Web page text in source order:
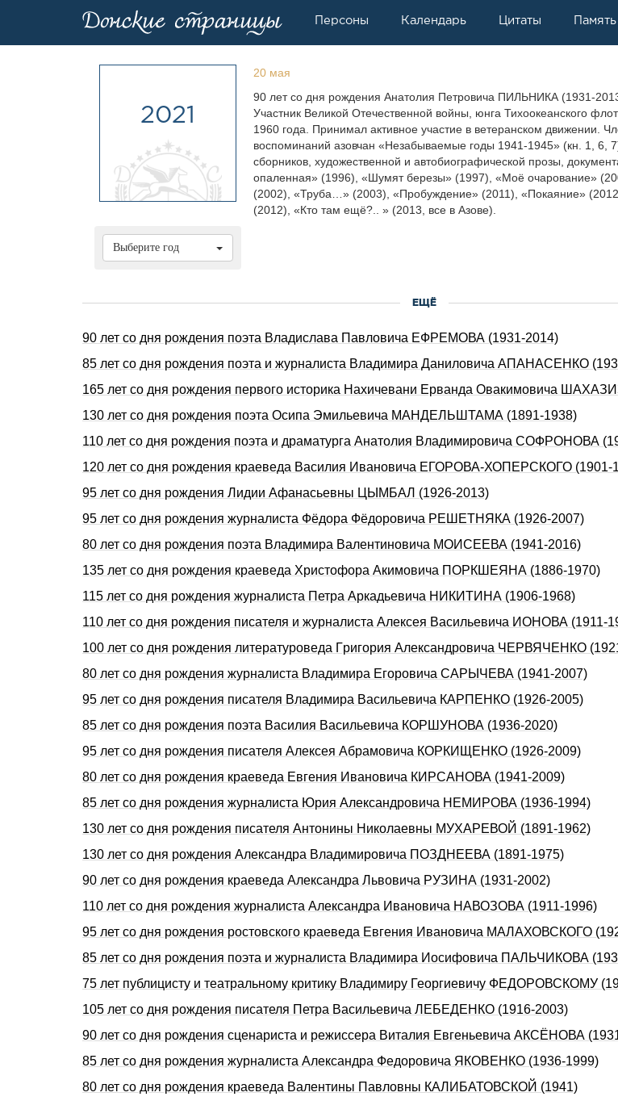
Персоны Календарь Цитаты Память
2021
Выберите год
20 мая
90 лет со дня рождения Анатолия Петровича ПИЛЬНИКА (1931-
Участник Великой Отечественной войны, юнга Тихоокеанского
1960 года. Принимал активное участие в ветеранском движении.
воспоминаний азовчан «Незабываемые годы 1941-1945» (кн. 1, 6,
сборников, художественной и автобиографической прозы,
опаленная» (1996), «Шумят березы» (1997), «Моё очарование»
(2002), «Труба…» (2003), «Пробуждение» (2011), «Покаяние»
(2012), «Кто там ещё?.. » (2013, все в Азове).
ЕЩЁ
90 лет со дня pождения поэта Владислава Павловича ЕФРЕМОВА (1931-2014)
85 лет со дня pождения поэта и журналиста Владимиpа Даниловича АПАHАСЕHКО
165 лет со дня pождения первого историка Нахичевани Ерванда Овакимовича
130 лет со дня рождения поэта Осипа Эмильевича МАНДЕЛЬШТАМА (1891-1938)
110 лет со дня рождения поэта и драматурга Анатолия Владимировича СОФРОНОВА
120 лет со дня рождения краеведа Василия Ивановича ЕГОРОВА-ХОПЕРСКОГО (1901-
95 лет со дня рождения Лидии Афанасьевны ЦЫМБАЛ (1926-2013)
95 лет со дня рождения журналиста Фёдора Фёдоровича РЕШЕТНЯКА (1926-2007)
80 лет со дня рождения поэта Владимира Валентиновича МОИСЕЕВА (1941-2016)
135 лет со дня pождения краеведа Хpистофоpа Акимовича ПОРКШЕЯHА (1886-1970)
115 лет со дня pождения журналиста Петpа Аpкадьевича HИКИТИHА (1906-1968)
110 лет со дня рождения писателя и журналиста Алексея Васильевича ИОНОВА (1911-
100 лет со дня pождения литературоведа Гpигоpия Александpовича ЧЕРВЯЧЕHКО
80 лет со дня рождения журналиста Владимира Егоровича САРЫЧЕВА (1941-2007)
95 лет со дня рождения писателя Владимира Васильевича КАРПЕНКО (1926-2005)
85 лет со дня рождения поэта Василия Васильевича КОРШУНОВА (1936-2020)
95 лет со дня рождения писателя Алексея Абрамовича КОРКИЩЕНКО (1926-2009)
80 лет со дня рождения краеведа Евгения Ивановича КИРСАНОВА (1941-2009)
85 лет со дня рождения журналиста Юрия Александровича НЕМИРОВА (1936-1994)
130 лет со дня рождения писателя Антонины Николаевны МУХАРЕВОЙ (1891-1962)
130 лет со дня рождения Александра Владимировича ПОЗДНЕЕВА (1891-1975)
90 лет со дня рождения краеведа Александра Львовича РУЗИНА (1931-2002)
110 лет со дня рождения журналиста Александра Ивановича НАВОЗОВА (1911-1996)
95 лет со дня рождения ростовского краеведа Евгения Ивановича МАЛАХОВСКОГО
85 лет со дня рождения поэта и журналиста Владимира Иосифовича ПАЛЬЧИКОВА
75 лет публицисту и театральному критику Владимиру Георгиевичу ФЕДОРОВСКОМУ
105 лет со дня рождения писателя Петра Васильевича ЛЕБЕДЕНКО (1916-2003)
90 лет со дня рождения сценариста и режиссера Виталия Евгеньевича АКСЁНОВА
85 лет со дня рождения журналиста Александра Федоровича ЯКОВЕНКО (1936-1999)
80 лет со дня рождения краеведа Валентины Павловны КАЛИБАТОВСКОЙ (1941)